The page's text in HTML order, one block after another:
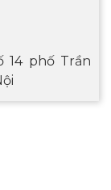
14 phố Trần